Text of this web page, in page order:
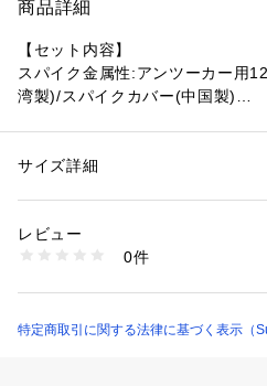
商品詳細
【セット内容】
スパイク金属性:アンツーカー用
湾製)/スパイクカバー(中国製)
●ベトナム製
●オールウェザー/土トラック兼用
●世界陸連ルール対応
●土踏まずの落ち込みに対してサ
性別：レディース
ニング ＞ 陸上シューズ
1540000475994
サイズ詳細
レビュー
0件
特定商取引に関する法律に基づく表示（